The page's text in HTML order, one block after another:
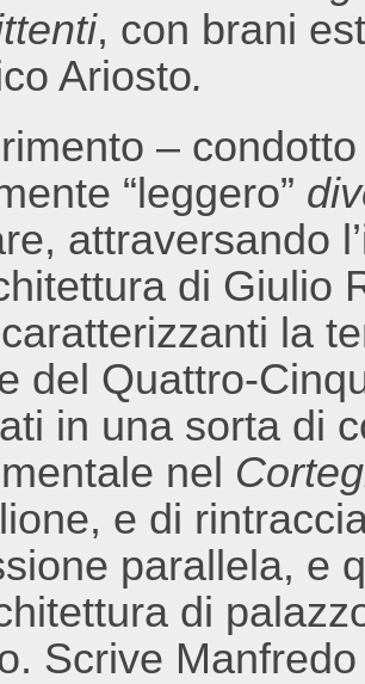
, con brani
Ariosto.
–
“leggero”
attraversando
di Giulio
la
del Quattro-
in una sorta di
nel
e di
parallela, e
di
Scrive